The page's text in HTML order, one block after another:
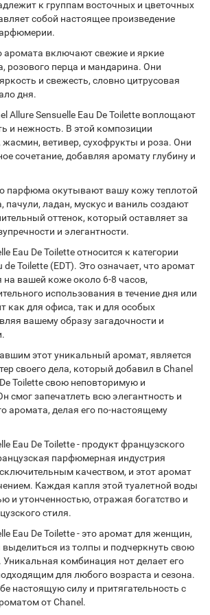
к группам восточных и цветочных
собой настоящее произведение
аромата включают свежие и яркие
розового перца и мандарина. Они
и свежесть, словно цитрусовая
дня.
Allure Sensuelle Eau De Toilette воплощают
и нежность. В этой композиции
жасмин, ветивер, сухофрукты и роза. Они
сочетание, добавляя аромату глубину и
парфюма окутывают вашу кожу теплотой
ладан, мускус и ваниль создают
оттенок, который оставляет за
и элегантности.
Eau De Toilette относится к категории
de Toilette (EDT). Это означает, что аромат
на вашей коже около 6-8 часов,
использования в течение дня или
как для офиса, так и для особых
вашему образу загадочности и
этот уникальный аромат, является
своего дела, который добавил в Chanel
Toilette свою неповторимую и
смог запечатлеть всю элегантность и
аромата, делая его по-настоящему
Eau De Toilette - продукт французского
парфюмерная индустрия
качеством, и этот аромат
Каждая капля этой туалетной воды
и утонченностью, отражая богатство и
стиля.
Eau De Toilette - это аромат для женщин,
выделиться из толпы и подчеркнуть свою
комбинация нот делает его
для любого возраста и сезона.
настоящую силу и притягательность с
от Chanel.